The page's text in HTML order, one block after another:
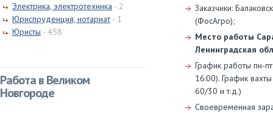
Электрика, электротехника - 2
Юриспруденция, нотариат - 1
Юристы - 458
Работа в Великом
Новгороде
Заказчики:
(ФосАгро);
Место работы
Ленинградская
График работы пн-
16:00). График
60/30 и т.д.)
Своевременная